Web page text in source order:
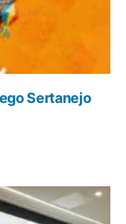
Sertanejo